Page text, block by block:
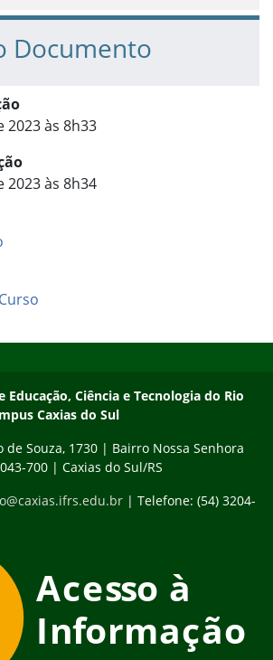
Documento
2023 às 8h33
2023 às 8h34
Ciência e Tecnologia do Rio
Caxias do Sul
de Souza, 1730 | Bairro Nossa Senhora
700 | Caxias do Sul/RS
| Telefone: (54) 3204-